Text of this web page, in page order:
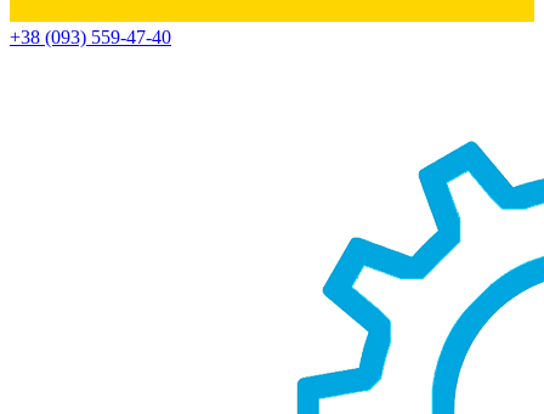
+38 (093) 559-47-40